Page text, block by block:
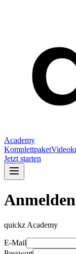
Academy
Komplettpaket
Jetzt starten
Anmelden
quickz Academy
E-Mail